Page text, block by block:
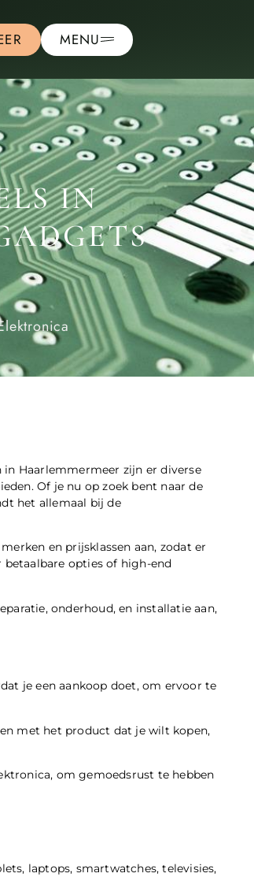
MENU
IN
in Haarlemmermeer zijn er diverse
Of je nu op zoek bent naar de
het allemaal bij de
en prijsklassen aan, zodat er
opties of high-end
onderhoud, en installatie aan,
je een aankoop doet, om ervoor te
met het product dat je wilt kopen,
om gemoedsrust te hebben
laptops, smartwatches, televisies,